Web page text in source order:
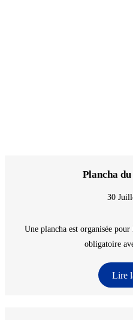
Plancha
30
Une plancha est organisée
obligatoire
Lire